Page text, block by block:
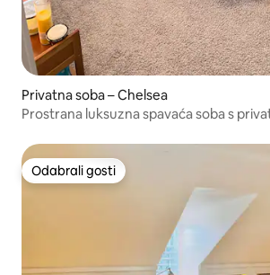
Privatna soba – Chelsea
Prostrana luksuzna spavaća soba s
Odabrali gosti
Odabrali gosti